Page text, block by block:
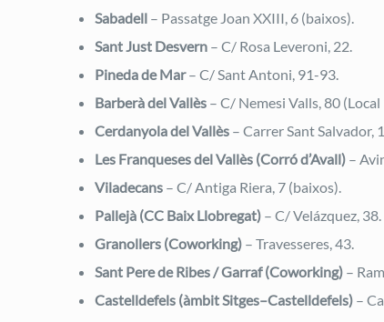
Sabadell – Passatge Joan XXIII, 6 (baixos).
Sant Just Desvern – C/ Rosa Leveroni, 22.
Pineda de Mar– C/ Sant Antoni, 91-93.
Barberà del Vallès – C/ Nemesi Valls, 80 (Local
Cerdanyola del Vallès – Carrer Sant Salvador,
Les Franqueses del Vallès (Corró d’Avall) –
Viladecans – C/ Antiga Riera, 7 (baixos).
Pallejà (CC Baix Llobregat) – C/ Velázquez, 38.
Granollers (Coworking) – Travesseres, 43.
Sant Pere de Ribes / Garraf (Coworking) –
Castelldefels (àmbit Sitges–Castelldefels) –